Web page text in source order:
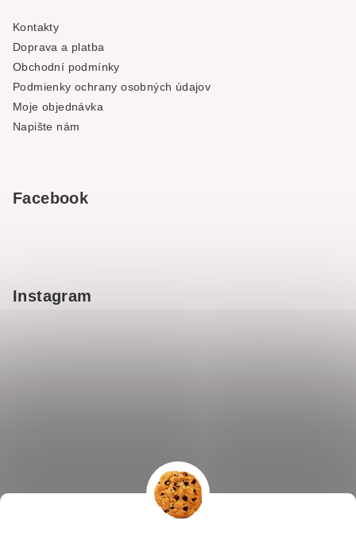
Kontakty
Doprava a platba
Obchodní podmínky
Podmienky ochrany osobných údajov
Moje objednávka
Napište nám
Facebook
Instagram